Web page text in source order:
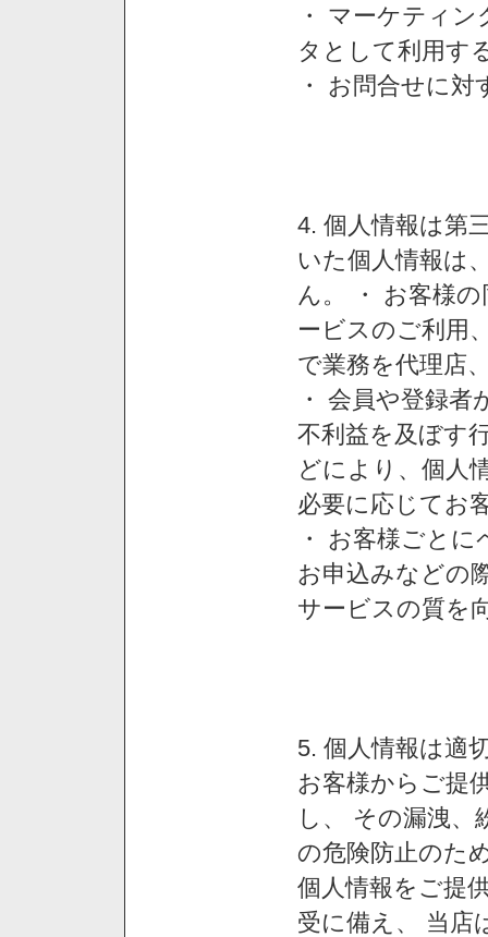
・ マーケティ
タとして利用す
・ お問合せに
4. 個人情報は第
いた個人情報は
ん。 ・ お客様
ービスのご利用
で業務を代理店
・ 会員や登録
不利益を及ぼす
どにより、個人
必要に応じてお
・ お客様ごと
お申込みなどの
サービスの質を
5. 個人情報は適
お客様からご提
し、 その漏洩、
の危険防止のた
個人情報をご提
受に備え、 当店